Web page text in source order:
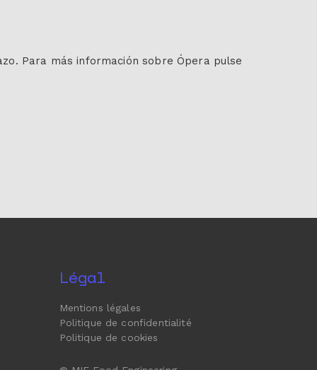
Para más información sobre Ópera pulse
Légal
Mentions légales
Politique de confidentialité
Politique de cookies